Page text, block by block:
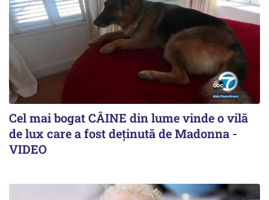
Cel mai bogat CÂINE din lume vinde o vilă
de lux care a fost deținută de Madonna -
VIDEO